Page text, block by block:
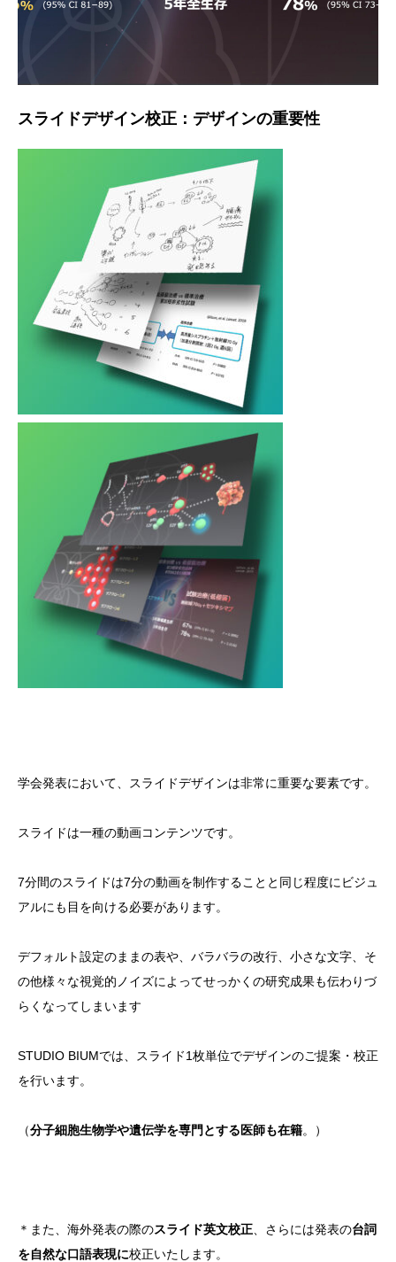
スライドデザイン校正：デザインの重要性
学会発表において、スライドデザインは非常に重要な要素です。
スライドは一種の動画コンテンツです。
7分間のスライドは7分の動画を制作することと同じ程度にビジュ
アルにも目を向ける必要があります。
デフォルト設定のままの表や、バラバラの改行、小さな文字、そ
の他様々な視覚的ノイズによってせっかくの研究成果も伝わりづ
らくなってしまいます
STUDIO BIUMでは、スライド1枚単位でデザインのご提案・校正
を行います。
（分子細胞生物学や遺伝学を専門とする医師も在籍。）
＊また、海外発表の際のスライド英文校正 、さらには発表の台詞
を自然な口語表現に校正いたします。